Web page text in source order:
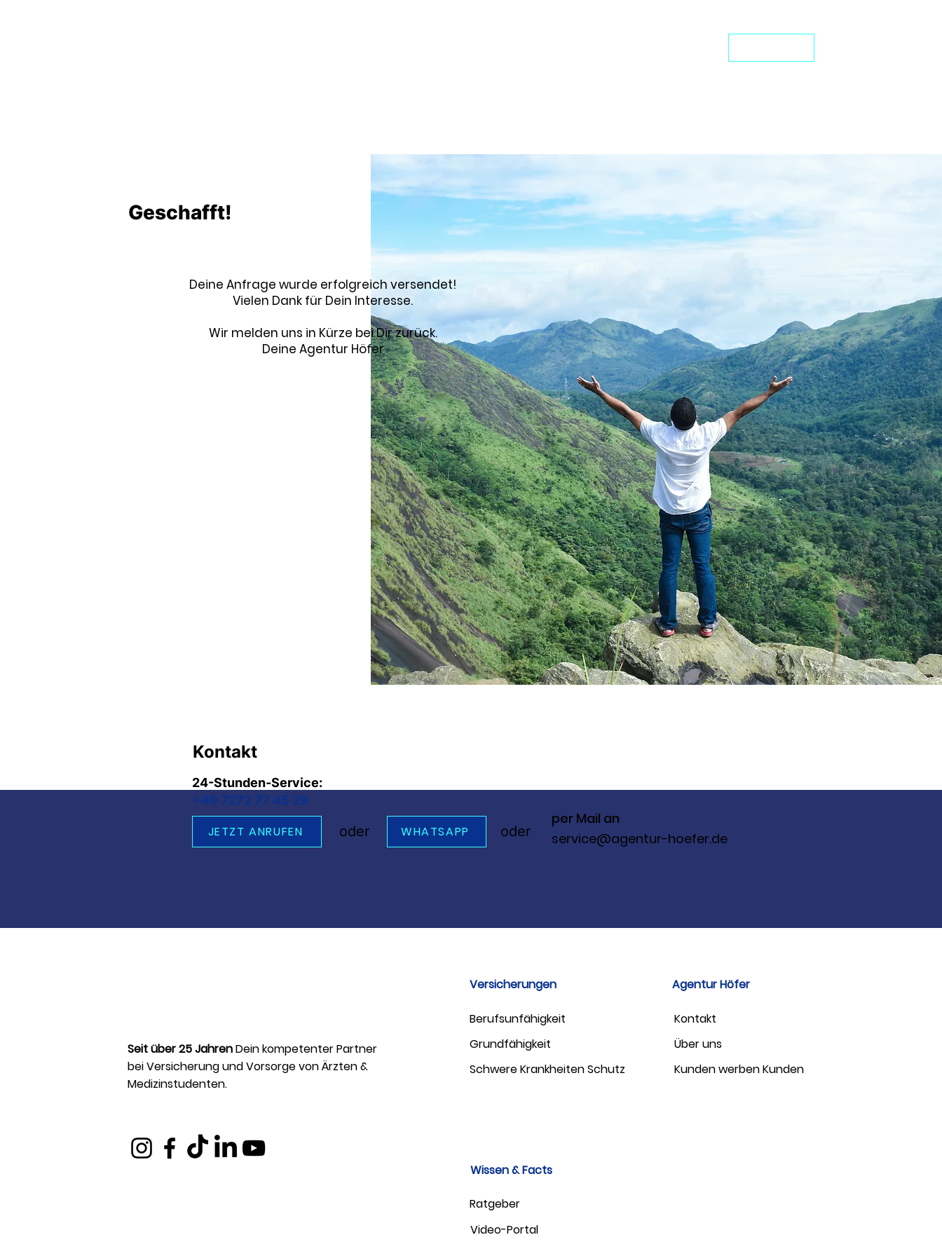
Geschafft!
Deine Anfrage wurde erfolgreich versendet!
Vielen Dank für Dein Interesse.
Wir melden uns in Kürze bei Dir zurück.
Deine Agentur Höfer
Kontakt
24-Stunden-Service:
+49 7272 77 45 29
JETZT ANRUFEN oder WHATSAPP oder
per Mail an
service@agentur-hoefer.de
Seit über 25 JahrenDein kompetenter Partner
bei Versicherung und Vorsorge von Ärzten &
Medizinstudenten.
Versicherungen
Berufsunfähigkeit
Grundfähigkeit
Schwere Krankheiten Schutz
Agentur Höfer
Kontakt
Über uns
Kunden werben Kunden​
Wissen & Facts
Ratgeber
Video-Portal